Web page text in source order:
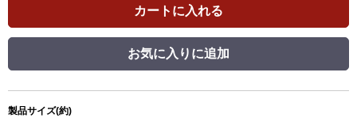
カートに入れる
お気に入りに追加
製品サイズ(約)